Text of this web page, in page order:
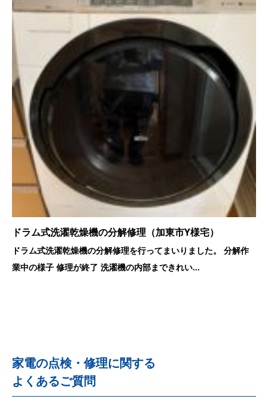
ドラム式洗濯乾燥機の分解修理（加東市Y様宅）
ドラム式洗濯乾燥機の分解修理を行ってまいりました。 分解作
業中の様子 修理が終了 洗濯機の内部まできれい...
家電の点検・修理に関する
よくあるご質問